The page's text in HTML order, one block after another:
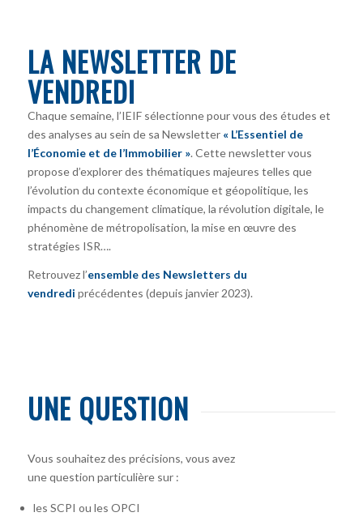
LA NEWSLETTER DE
VENDREDI
Chaque semaine, l’IEIF sélectionne pour vous des études et
des analyses au sein de sa Newsletter « L’Essentiel de
l’Économie et de l’Immobilier ». Cette newsletter vous
propose d’explorer des thématiques majeures telles que
l’évolution du contexte économique et géopolitique, les
impacts du changement climatique, la révolution digitale, le
phénomène de métropolisation, la mise en œuvre des
stratégies ISR….
Retrouvez l’ensemble des Newsletters du
vendredi précédentes (depuis janvier 2023).
UNE QUESTION
Vous souhaitez des précisions, vous avez
une question particulière sur :
les SCPI ou les OPCI